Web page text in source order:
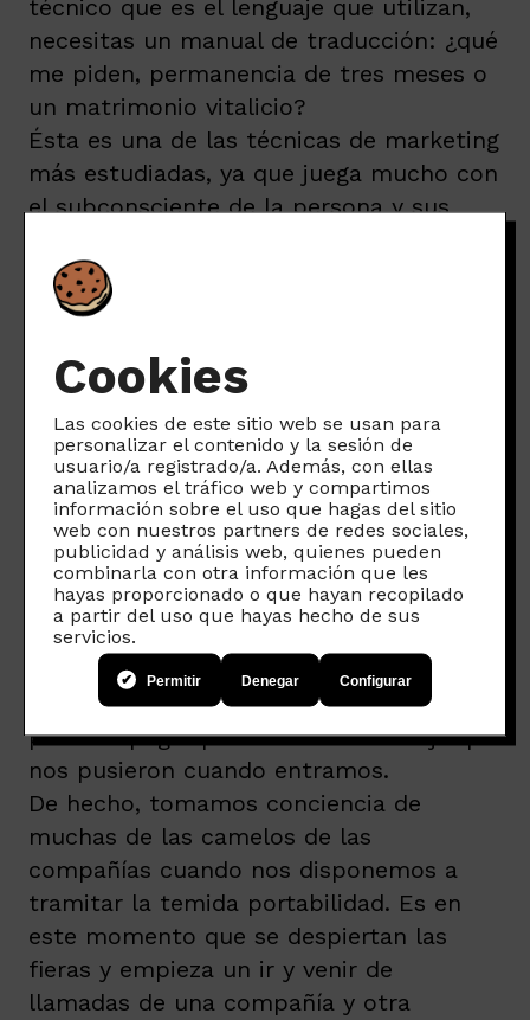
Cookies
Las cookies de este sitio web se usan para
personalizar el contenido y la sesión de
usuario/a registrado/a. Además, con ellas
analizamos el tráfico web y compartimos
información sobre el uso que hagas del sitio
web con nuestros partners de redes sociales,
publicidad y análisis web, quienes pueden
combinarla con otra información que les
hayas proporcionado o que hayan recopilado
a partir del uso que hayas hecho de sus
servicios.
Permitir Denegar Configurar
técnico que es el lenguaje que utilizan,
necesitas un manual de traducción: ¿qué
me piden, permanencia de tres meses o
un matrimonio vitalicio?
Ésta es una de las técnicas de marketing
más estudiadas, ya que juega mucho con
el subconsciente de la persona y sus
inglés el concepto se conoce como
low-ball (bola baja), y viene a decir
inconveniente en una decisión que ya
asumirlo porque ya ha tomado la
decisión en firme.
Permanencias, penalizaciones, precios en
oferta durante los primeros meses pero
que luego se hinchan como un globo,
etc. Condiciones que firmamos en el
momento de aceptar la oferta y que no
nos parecen tan draconianas hasta que
nos cargan en la cuenta corriente el
precio a pagar por esa alfombra roja que
nos pusieron cuando entramos.
De hecho, tomamos conciencia de
muchas de las camelos de las
compañías cuando nos disponemos a
tramitar la temida portabilidad. Es en
este momento que se despiertan las
fieras y empieza un ir y venir de
llamadas de una compañía y otra